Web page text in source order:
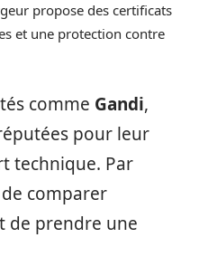
propose des certificats
et une protection contre
comme Gandi,
pour leur
technique. Par
comparer
de prendre une